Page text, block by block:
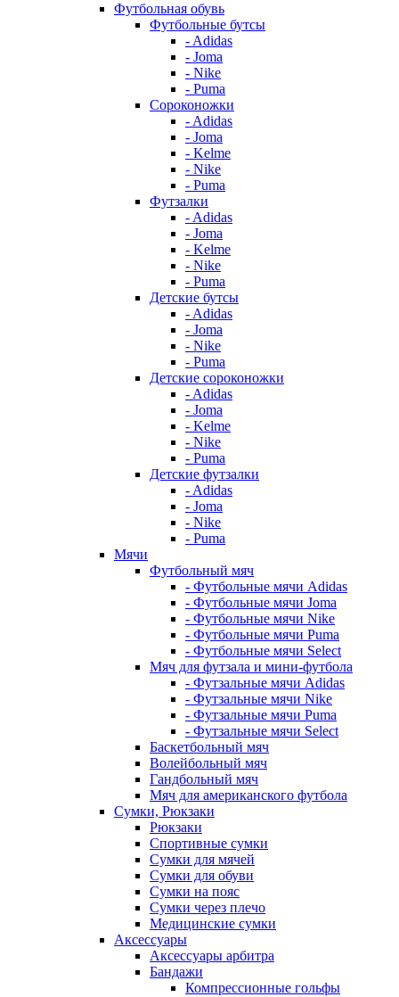
Футбольная обувь
Футбольные бутсы
- Adidas
- Joma
- Nike
- Puma
Сороконожки
- Adidas
- Joma
- Kelme
- Nike
- Puma
Футзалки
- Adidas
- Joma
- Kelme
- Nike
- Puma
Детские бутсы
- Adidas
- Joma
- Nike
- Puma
Детские сороконожки
- Adidas
- Joma
- Kelme
- Nike
- Puma
Детские футзалки
- Adidas
- Joma
- Nike
- Puma
Мячи
Футбольный мяч
- Футбольные мячи Adidas
- Футбольные мячи Joma
- Футбольные мячи Nike
- Футбольные мячи Puma
- Футбольные мячи Select
Мяч для футзала и мини-футбола
- Футзальные мячи Adidas
- Футзальные мячи Nike
- Футзальные мячи Puma
- Футзальные мячи Select
Баскетбольный мяч
Волейбольный мяч
Гандбольный мяч
Мяч для американского футбола
Сумки, Рюкзаки
Рюкзаки
Спортивные сумки
Сумки для мячей
Сумки для обуви
Сумки на пояс
Сумки через плечо
Медицинские сумки
Аксессуары
Аксессуары арбитра
Бандажи
Компрессионные гольфы